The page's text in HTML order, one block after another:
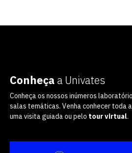
Conheça a Univates
Conheça os nossos inúmeros
salas temáticas. Venha conhecer toda
uma visita guiada ou pelo tour virtual.